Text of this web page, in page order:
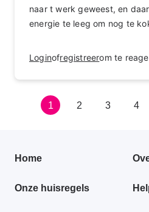
naar t werk geweest, en
energie te leeg om nog te
Loginofregistreerom te
Paginering
Huidige
1 Pagina
2 Pagina
3 4
Primair
menu
Home
Onze huisregels